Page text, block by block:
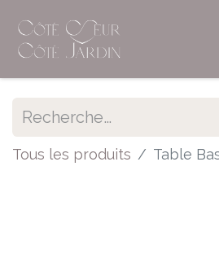
Tous les produits Table